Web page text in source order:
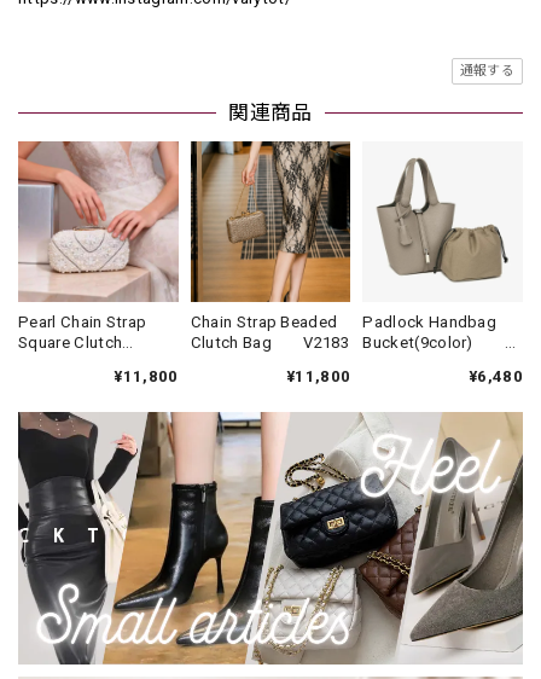
通報する
関連商品
Pearl Chain Strap
Square Clutch
¥11,800
Chain Strap Beaded
Clutch Bag V2183
¥11,800
Padlock Handbag
Bucket(9color)
¥6,480